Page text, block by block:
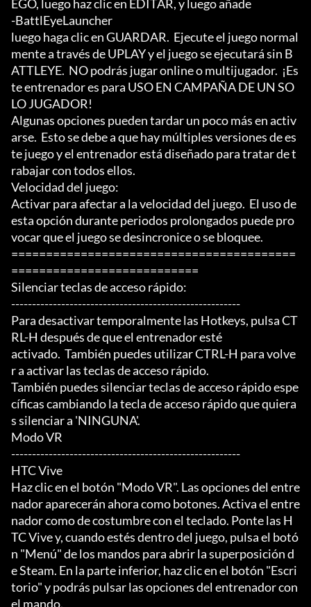
EGO, luego haz clic en EDITAR, y luego añade
-BattlEyeLauncher
luego haga clic en GUARDAR.  Ejecute el juego normal
mente a través de UPLAY y el juego se ejecutará sin B
ATTLEYE.  NO podrás jugar online o multijugador.  ¡Es
te entrenador es para USO EN CAMPAÑA DE UN SO
LO JUGADOR!
Algunas opciones pueden tardar un poco más en activ
arse.  Esto se debe a que hay múltiples versiones de es
te juego y el entrenador está diseñado para tratar de t
rabajar con todos ellos.
Velocidad del juego:
Activar para afectar a la velocidad del juego.  El uso de
esta opción durante periodos prolongados puede pro
vocar que el juego se desincronice o se bloquee.
=========================================
===========================
Silenciar teclas de acceso rápido:
-------------------------------------------------------
Para desactivar temporalmente las Hotkeys, pulsa CT
RL-H después de que el entrenador esté
activado.  También puedes utilizar CTRL-H para volve
r a activar las teclas de acceso rápido.
También puedes silenciar teclas de acceso rápido espe
cíficas cambiando la tecla de acceso rápido que quiera
s silenciar a 'NINGUNA'.
Modo VR
-------------------------------------------------------
HTC Vive
Haz clic en el botón "Modo VR". Las opciones del entre
nador aparecerán ahora como botones. Activa el entre
nador como de costumbre con el teclado. Ponte las H
TC Vive y, cuando estés dentro del juego, pulsa el botó
n "Menú" de los mandos para abrir la superposición d
e Steam. En la parte inferior, haz clic en el botón "Escri
torio" y podrás pulsar las opciones del entrenador con
el mando.